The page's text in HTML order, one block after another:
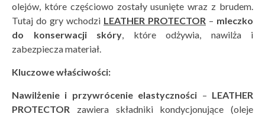
olejów, które częściowo zostały usunięte wraz z brudem.
Tutaj do gry wchodzi LEATHER PROTECTOR – mleczko
do konserwacji skóry, które odżywia, nawilża i
zabezpiecza materiał.
Kluczowe właściwości:
Nawilżenie i przywrócenie elastyczności – LEATHER
PROTECTOR zawiera składniki kondycjonujące (oleje